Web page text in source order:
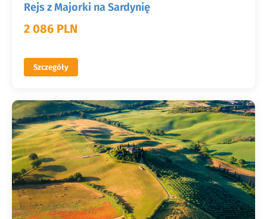
Rejs z Majorki na Sardynię
2 086 PLN
Szczegóły